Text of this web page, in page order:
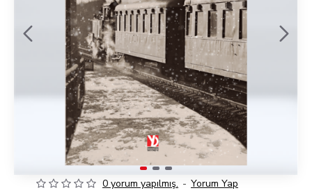
0 yorum yapılmış. - Yorum Yap